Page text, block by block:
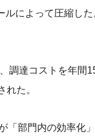
によって圧縮した
調達コストを年間
れた。
「部門内の効率化